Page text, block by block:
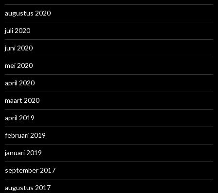
augustus 2020
juli 2020
juni 2020
mei 2020
april 2020
maart 2020
april 2019
februari 2019
januari 2019
september 2017
augustus 2017